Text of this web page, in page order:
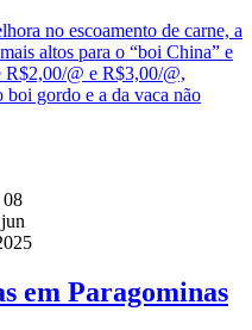
no escoamento de carne, a
altos para o “boi China” e
@ e R$3,00/@,
boi gordo e a da vaca não
08
jun
em Paragominas